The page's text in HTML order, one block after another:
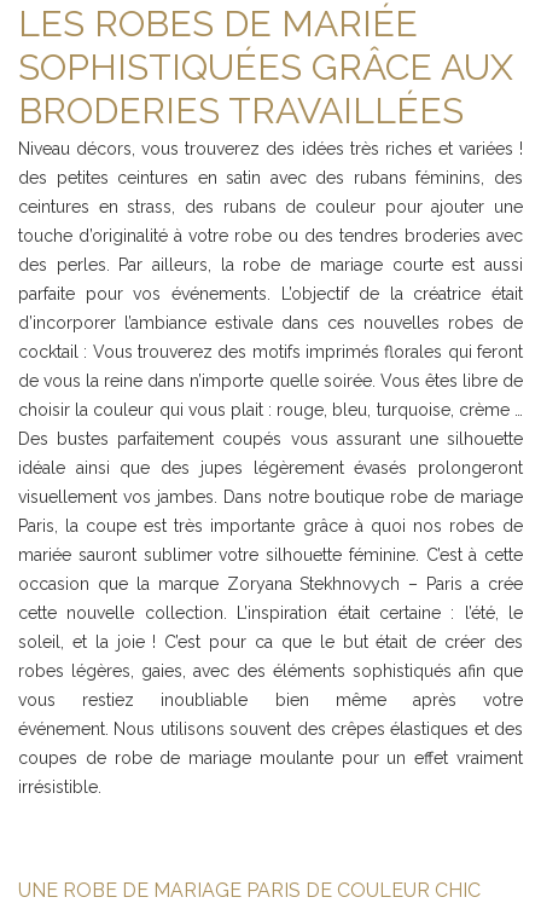
LES ROBES DE MARIÉE
SOPHISTIQUÉES GRÂCE AUX
BRODERIES TRAVAILLÉES
Niveau décors, vous trouverez des idées très riches et variées !
des petites ceintures en satin avec des rubans féminins, des
ceintures en strass, des rubans de couleur pour ajouter une
touche d’originalité à votre robe ou des tendres broderies avec
des perles. Par ailleurs, la robe de mariage courte est aussi
parfaite pour vos événements. L’objectif de la créatrice était
d’incorporer l’ambiance estivale dans ces nouvelles robes de
cocktail : Vous trouverez des motifs imprimés florales qui feront
de vous la reine dans n’importe quelle soirée. Vous êtes libre de
choisir la couleur qui vous plait : rouge, bleu, turquoise, crème …
Des bustes parfaitement coupés vous assurant une silhouette
idéale ainsi que des jupes légèrement évasés prolongeront
visuellement vos jambes. Dans notre boutique robe de mariage
Paris, la coupe est très importante grâce à quoi nos robes de
mariée sauront sublimer votre silhouette féminine. C’est à cette
occasion que la marque Zoryana Stekhnovych – Paris a crée
cette nouvelle collection. L’inspiration était certaine : l’été, le
soleil, et la joie ! C’est pour ca que le but était de créer des
robes légères, gaies, avec des éléments sophistiqués afin que
vous restiez inoubliable bien même après votre
événement. Nous utilisons souvent des crêpes élastiques et des
coupes de robe de mariage moulante pour un effet vraiment
irrésistible.
UNE ROBE DE MARIAGE PARIS DE COULEUR CHIC